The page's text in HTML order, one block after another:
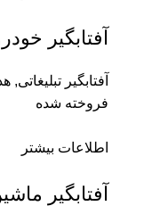
آفتابگیر خودرو
آفتابگیر تبلیغاتی,
فروخته شده
اطلاعات بیشتر
آفتابگیر